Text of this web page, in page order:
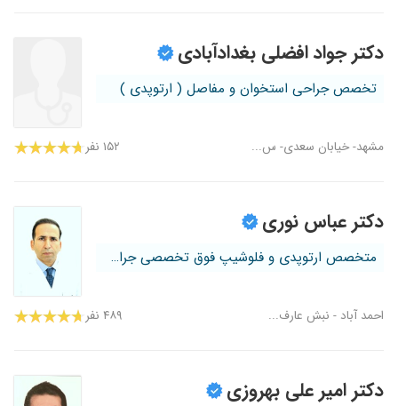
دکتر جواد افضلی بغدادآبادی
تخصص جراحی استخوان و مفاصل ( ارتوپدی )
مشهد- خیابان سعدی- س... ۱۵۲ نفر
دکتر عباس نوری
متخصص ارتوپدی و فلوشیپ فوق تخصصی جراح...
احمد آباد - نبش عارف... ۴۸۹ نفر
دکتر امیر علی بهروزی